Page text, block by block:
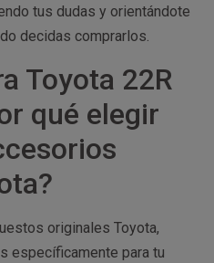
tus dudas y orientándote
decidas comprarlos.
Toyota 22R
qué elegir
originales Toyota,
específicamente para tu